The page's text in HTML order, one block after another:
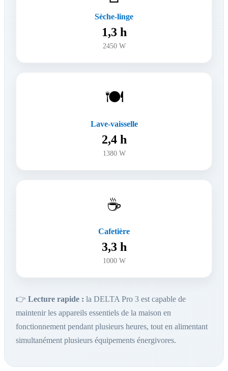
Sèche-linge
1,3 h
2450 W
🍽️
Lave-vaisselle
2,4 h
1380 W
☕
Cafetière
3,3 h
1000 W
👉 Lecture rapide : la DELTA Pro 3 est capable de
maintenir les appareils essentiels de la maison en
fonctionnement pendant plusieurs heures, tout en alimentant
simultanément plusieurs équipements énergivores.